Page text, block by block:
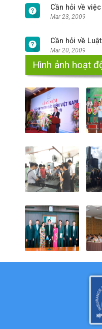
Cần hỏi về
Mar 23, 2009
Cần hỏi về
Mar 20, 2009
Hình ảnh hoạt